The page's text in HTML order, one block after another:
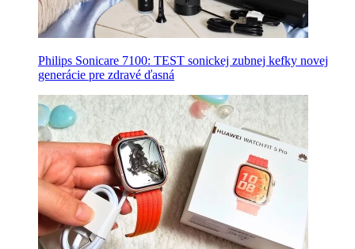
Philips Sonicare 7100: TEST sonickej zubnej kefky novej
generácie pre zdravé ďasná